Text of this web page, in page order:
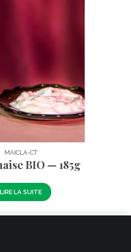
MAICLA-CT
BIO — 185g
LIRE LA SUITE